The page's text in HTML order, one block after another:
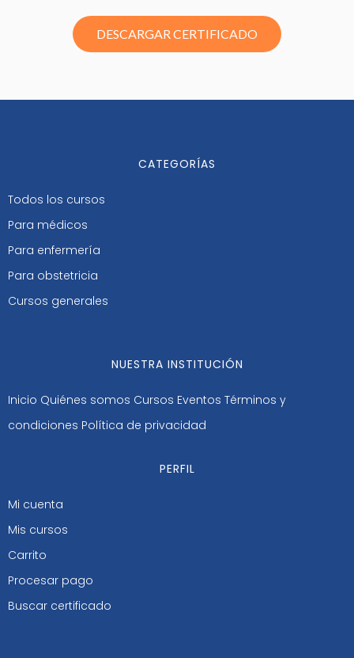
DESCARGAR CERTIFICADO
CATEGORÍAS
Todos los cursos
Para médicos
Para enfermería
Para obstetricia
Cursos generales
NUESTRA INSTITUCIÓN
Inicio Quiénes somos Cursos Eventos Términos y
condiciones Política de privacidad
PERFIL
Mi cuenta
Mis cursos
Carrito
Procesar pago
Buscar certificado